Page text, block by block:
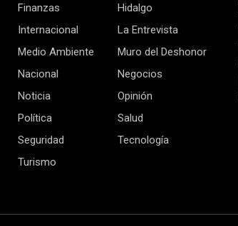
Finanzas
Hidalgo
Internacional
La Entrevista
Medio Ambiente
Muro del Deshonor
Nacional
Negocios
Noticia
Opinión
Política
Salud
Seguridad
Tecnología
Turismo